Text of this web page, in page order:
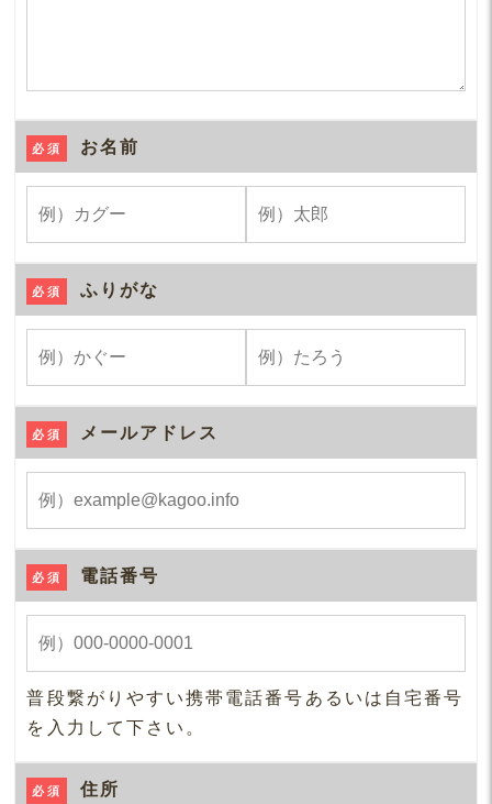
必須 お名前
必須 ふりがな
必須 メールアドレス
必須 電話番号
普段繋がりやすい携帯電話番号あるいは自宅番号
を入力して下さい。
必須 住所